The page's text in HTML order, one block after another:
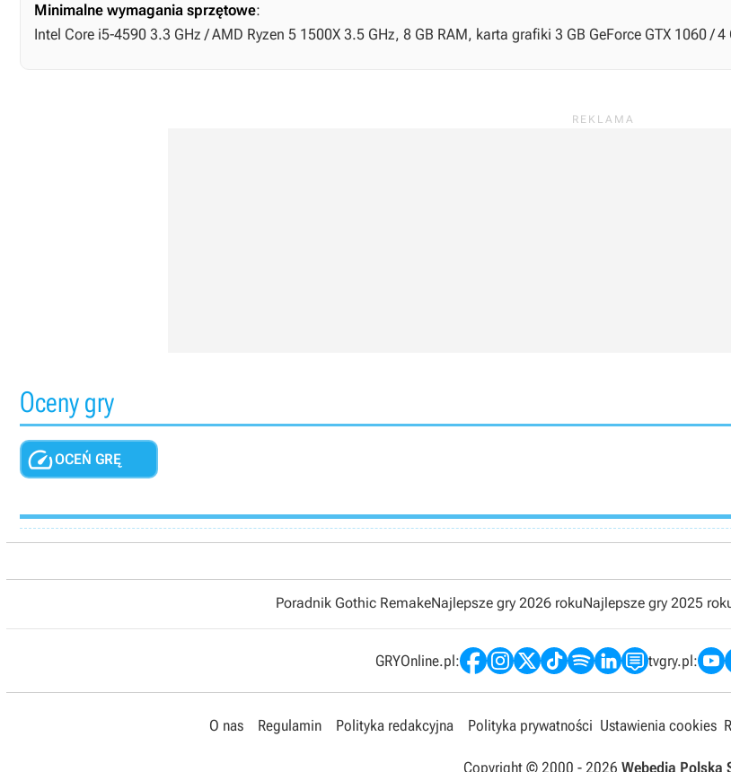
Minimalne wymagania sprzętowe:
Intel Core i5-4590 3.3 GHz / AMD Ryzen 5 1500X 3.5 GHz, 8 GB RAM, karta grafiki 3 GB GeForce GTX 1060 /
Oceny gry
OCEŃ GRĘ
Poradnik Gothic RemakeNajlepsze gry 2026 rokuNajlepsze gry 2025
GRYOnline.pl: tvgry.pl:
O nas Regulamin Polityka redakcyjna Polityka prywatności Ustawienia cookies
Copyright © 2000 - 2026 Webedia Polska